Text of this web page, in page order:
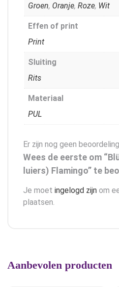
Groen, Oranje, Roze, Wit
Effen of print
Print
Sluiting
Rits
Materiaal
PUL
Er zijn nog geen
Wees de eerste om
luiers) Flamingo” te
Je moet ingelogd zijn om
plaatsen.
Aanbevolen producten